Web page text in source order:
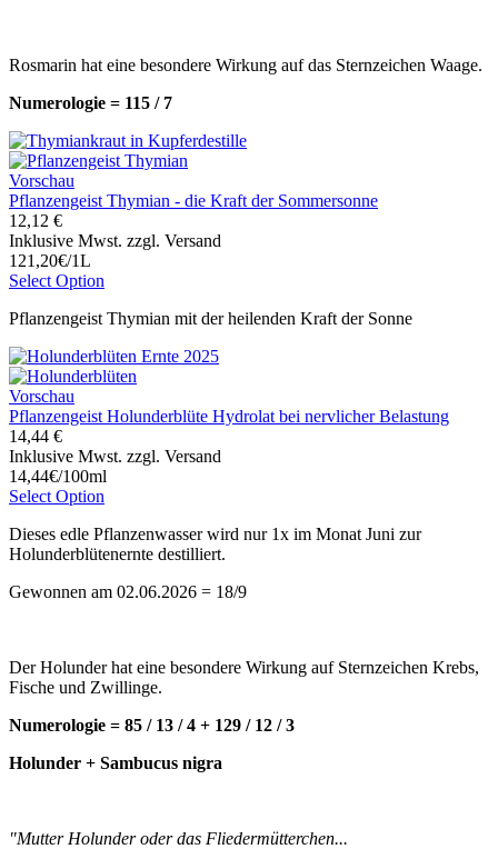
Rosmarin hat eine besondere Wirkung auf das Sternzeichen Waage.
Numerologie = 115 / 7
Vorschau
Pflanzengeist Thymian - die Kraft der Sommersonne
12,12 €
Inklusive Mwst. zzgl. Versand
121,20€/1L
Select Option
Pflanzengeist Thymian mit der heilenden Kraft der Sonne
Vorschau
Pflanzengeist Holunderblüte Hydrolat bei nervlicher Belastung
14,44 €
Inklusive Mwst. zzgl. Versand
14,44€/100ml
Select Option
Dieses edle Pflanzenwasser wird nur 1x im Monat Juni zur
Holunderblütenernte destilliert.
Gewonnen am 02.06.2026 = 18/9
Der Holunder hat eine besondere Wirkung auf Sternzeichen Krebs,
Fische und Zwillinge.
Numerologie = 85 / 13 / 4 + 129 / 12 / 3
Holunder + Sambucus nigra
"Mutter Holunder oder das Fliedermütterchen...